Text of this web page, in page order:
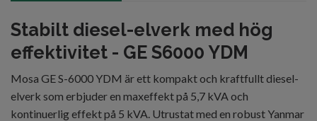
Stabilt diesel-elverk med hög
effektivitet - GE S6000 YDM
Mosa GE S-6000 YDM är ett kompakt och kraftfullt diesel-
elverk som erbjuder en maxeffekt på 5,7 kVA och
kontinuerlig effekt på 5 kVA. Utrustat med en robust Yanmar